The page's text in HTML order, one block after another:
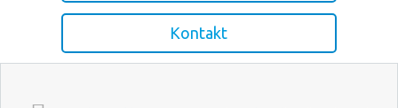
Kontakt